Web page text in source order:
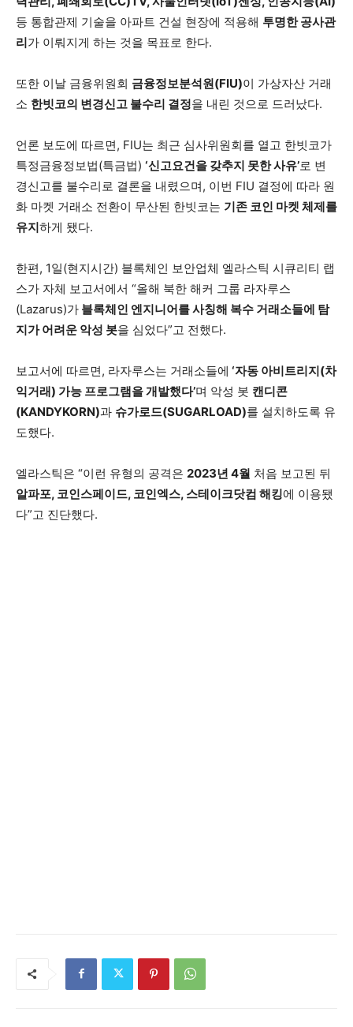
등 통합관제 기술을 아파트 건설 현장에 적용해 투명한 공사관
리가 이뤄지게 하는 것을 목표로 한다.
또한 이날 금융위원회 금융정보분석원(FIU)이 가상자산 거래
소 한빗코의 변경신고 불수리 결정을 내린 것으로 드러났다.
언론 보도에 따르면, FIU는 최근 심사위원회를 열고 한빗코가
특정금융정보법(특금법) ‘신고요건을 갖추지 못한 사유’로 변
경신고를 불수리로 결론을 내렸으며, 이번 FIU 결정에 따라 원
화 마켓 거래소 전환이 무산된 한빗코는 기존 코인 마켓 체제를
유지하게 됐다.
한편, 1일(현지시간) 블록체인 보안업체 엘라스틱 시큐리티 랩
스가 자체 보고서에서 “올해 북한 해커 그룹 라자루스
(Lazarus)가 블록체인 엔지니어를 사칭해 복수 거래소들에 탐
지가 어려운 악성 봇을 심었다”고 전했다.
보고서에 따르면, 라자루스는 거래소들에 ‘자동 아비트리지(차
익거래) 가능 프로그램을 개발했다’며 악성 봇 캔디콘
(KANDYKORN)과 슈가로드(SUGARLOAD)를 설치하도록 유
도했다.
엘라스틱은 “이런 유형의 공격은 2023년 4월 처음 보고된 뒤
알파포, 코인스페이드, 코인엑스, 스테이크닷컴 해킹에 이용됐
다”고 진단했다.